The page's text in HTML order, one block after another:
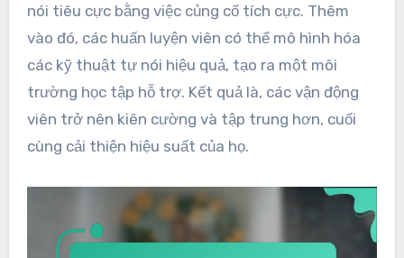
nói tiêu cực bằng việc củng cố tích cực. Thêm
vào đó, các huấn luyện viên có thể mô hình hóa
các kỹ thuật tự nói hiệu quả, tạo ra một môi
trường học tập hỗ trợ. Kết quả là, các vận động
viên trở nên kiên cường và tập trung hơn, cuối
cùng cải thiện hiệu suất của họ.